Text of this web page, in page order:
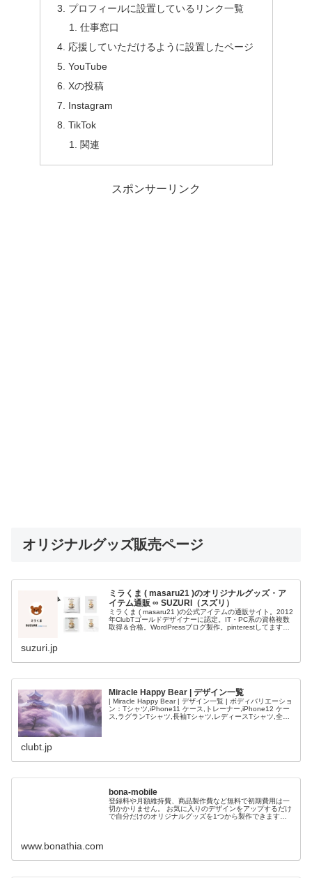
プロフィールに設置しているリンク一覧
仕事窓口
応援していただけるように設置したページ
YouTube
Xの投稿
Instagram
TikTok
関連
スポンサーリンク
オリジナルグッズ販売ページ
ミラくま ( masaru21 )のオリジナルグッズ・ア
イテム通販 ∞ SUZURI（スズリ）
ミラくま ( masaru21 )の公式アイテムの通販サイト。2012
年ClubTゴールドデザイナーに認定。IT・PC系の資格複数
取得＆合格。WordPressブログ製作。pinterestしてます。
suzuri.jp
Miracle Happy Bear | デザイン一覧
| Miracle Happy Bear | デザイン一覧 | ボディバリエーショ
ン：Tシャツ,iPhone11 ケース,トレーナー,iPhone12 ケー
ス,ラグランTシャツ,長袖Tシャツ,レディースTシャツ,全面
clubt.jp
bona-mobile
登録料や月額維持費、商品製作費など無料で初期費用は一
切かかりません。 お気に入りのデザインをアップするだけ
で自分だけのオリジナルグッズを1つから製作できます。
www.bonathia.com